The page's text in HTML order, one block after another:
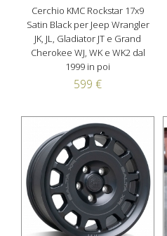
Cerchio KMC Rockstar 17x9
Satin Black per Jeep Wrangler
JK, JL, Gladiator JT e Grand
Cherokee WJ, WK e WK2 dal
1999 in poi
599 €